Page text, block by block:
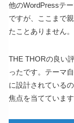
他のWordPressテ
ですが、ここまで
たことありません。
THE THORの良い
ったです。テーマ
に設計されている
焦点を当てています